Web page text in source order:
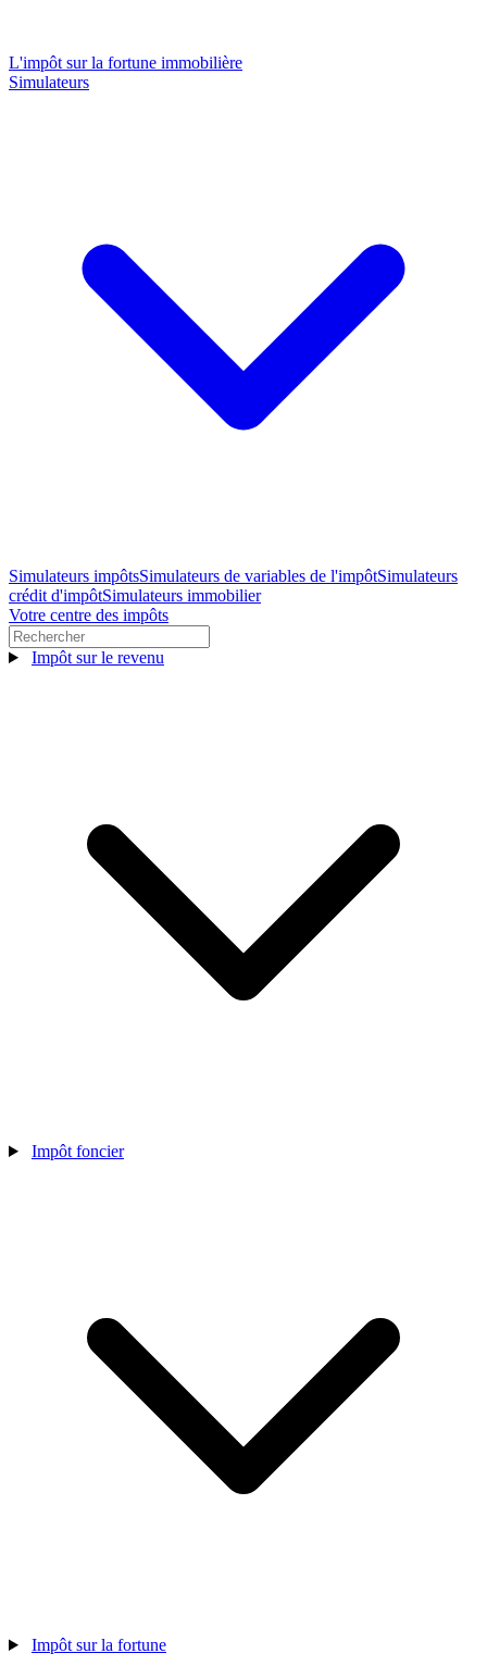
L'impôt sur la fortune immobilière
Simulateurs
Simulateurs impôtsSimulateurs de variables de l'impôtSimulateurs
crédit d'impôtSimulateurs immobilier
Votre centre des impôts
Impôt sur le revenu
Impôt foncier
Impôt sur la fortune